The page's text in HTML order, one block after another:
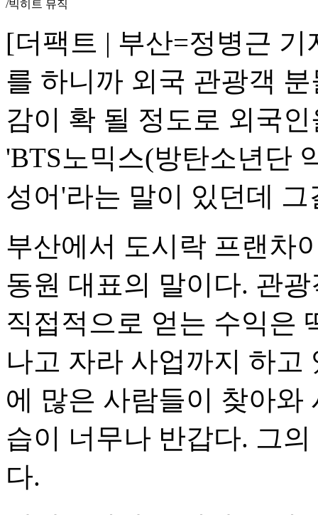
/빅히트 뮤직
[더팩트 | 부산=정병근
를 하니까 외국 관광객
감이 확 될 정도로 외국
'BTS노믹스(방탄소년단
성어'라는 말이 있던데
부산에서 도시락 프랜차
동원 대표의 말이다. 관
직접적으로 얻는 수익은
나고 자라 사업까지 하고
에 많은 사람들이 찾아와
습이 너무나 반갑다. 그
다.